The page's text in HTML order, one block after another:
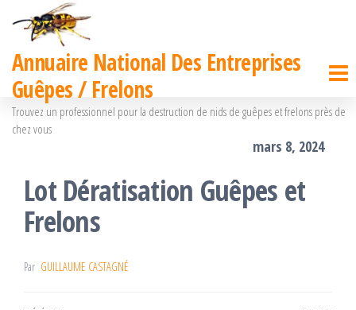
Passer
contenu
Annuaire National Des Entreprises
Guêpes / Frelons
Trouvez un professionnel pour la destruction de nids de guêpes et frelons près de
chez vous
mars 8, 2024
Lot Dératisation Guêpes et
Frelons
Par GUILLAUME CASTAGNÉ